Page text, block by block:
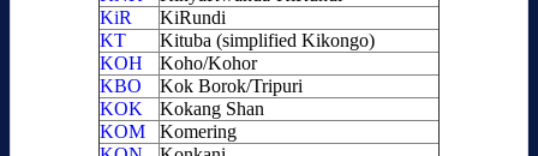
KiR
KiRundi
KT
Kituba (simplified Kikongo)
KOH
Koho/Kohor
KBO
Kok Borok/Tripuri
KOK
Kokang Shan
KOM
Komering